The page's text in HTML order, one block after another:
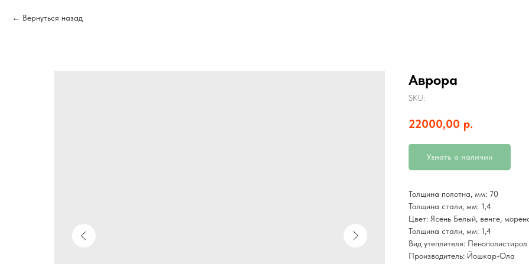
Вернуться назад
Аврора
SKU:
22000,00 р.
Узнать о наличии
Толщина полотна, мм: 70
Толщина стали, мм: 1,4
Цвет: Ясень Белый, венге,
Толщина стали, мм: 1,4
Вид утеплителя: Пенополистирол
Производитель: Йошкар-Ола